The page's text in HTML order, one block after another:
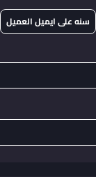
سنه على ايميل العميل